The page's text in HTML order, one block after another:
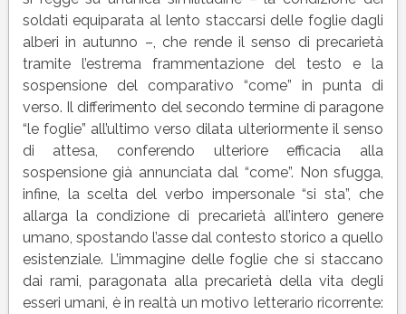
soldati equiparata al lento staccarsi delle foglie dagli
alberi in autunno –, che rende il senso di precarietà
tramite l’estrema frammentazione del testo e la
sospensione del comparativo “come” in punta di
verso. Il differimento del secondo termine di paragone
“le foglie” all’ultimo verso dilata ulteriormente il senso
di attesa, conferendo ulteriore efficacia alla
sospensione già annunciata dal “come”. Non sfugga,
infine, la scelta del verbo impersonale “si sta”, che
allarga la condizione di precarietà all’intero genere
umano, spostando l’asse dal contesto storico a quello
esistenziale. L’immagine delle foglie che si staccano
dai rami, paragonata alla precarietà della vita degli
esseri umani, è in realtà un motivo letterario ricorrente: